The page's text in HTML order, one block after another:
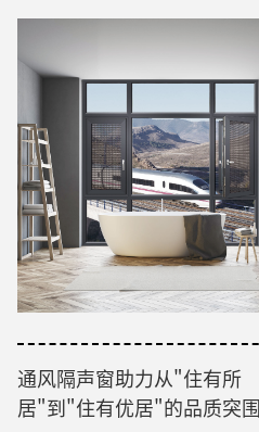
通风隔声窗助力从"住有所
居"到"住有优居"的品质突围